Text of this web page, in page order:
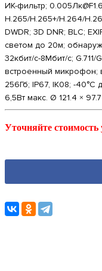
ИК-фильтр;
H.265/H.265+/H.264/
DWDR; 3D DNR; BLC;
светом до 20м;
32кбит/с-8Мбит/с; G.711/
встроенный микрофон;
256Гб; IP67, IK08; -40°C
6,5Вт макс. Ø 121.4 ×
Уточняйте стоимость